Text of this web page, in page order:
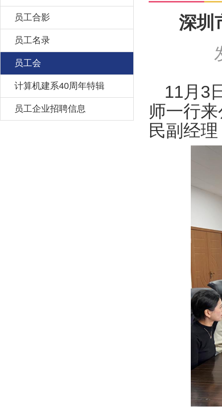
员工合影
员工名录
员工会
计算机建系40周年特辑
员工企业招聘信息
深圳
11月3
师一行
民副经